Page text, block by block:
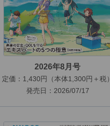
2026年8月号
定価：1,430円（本体1,300円＋税）
発売日：2026/07/17